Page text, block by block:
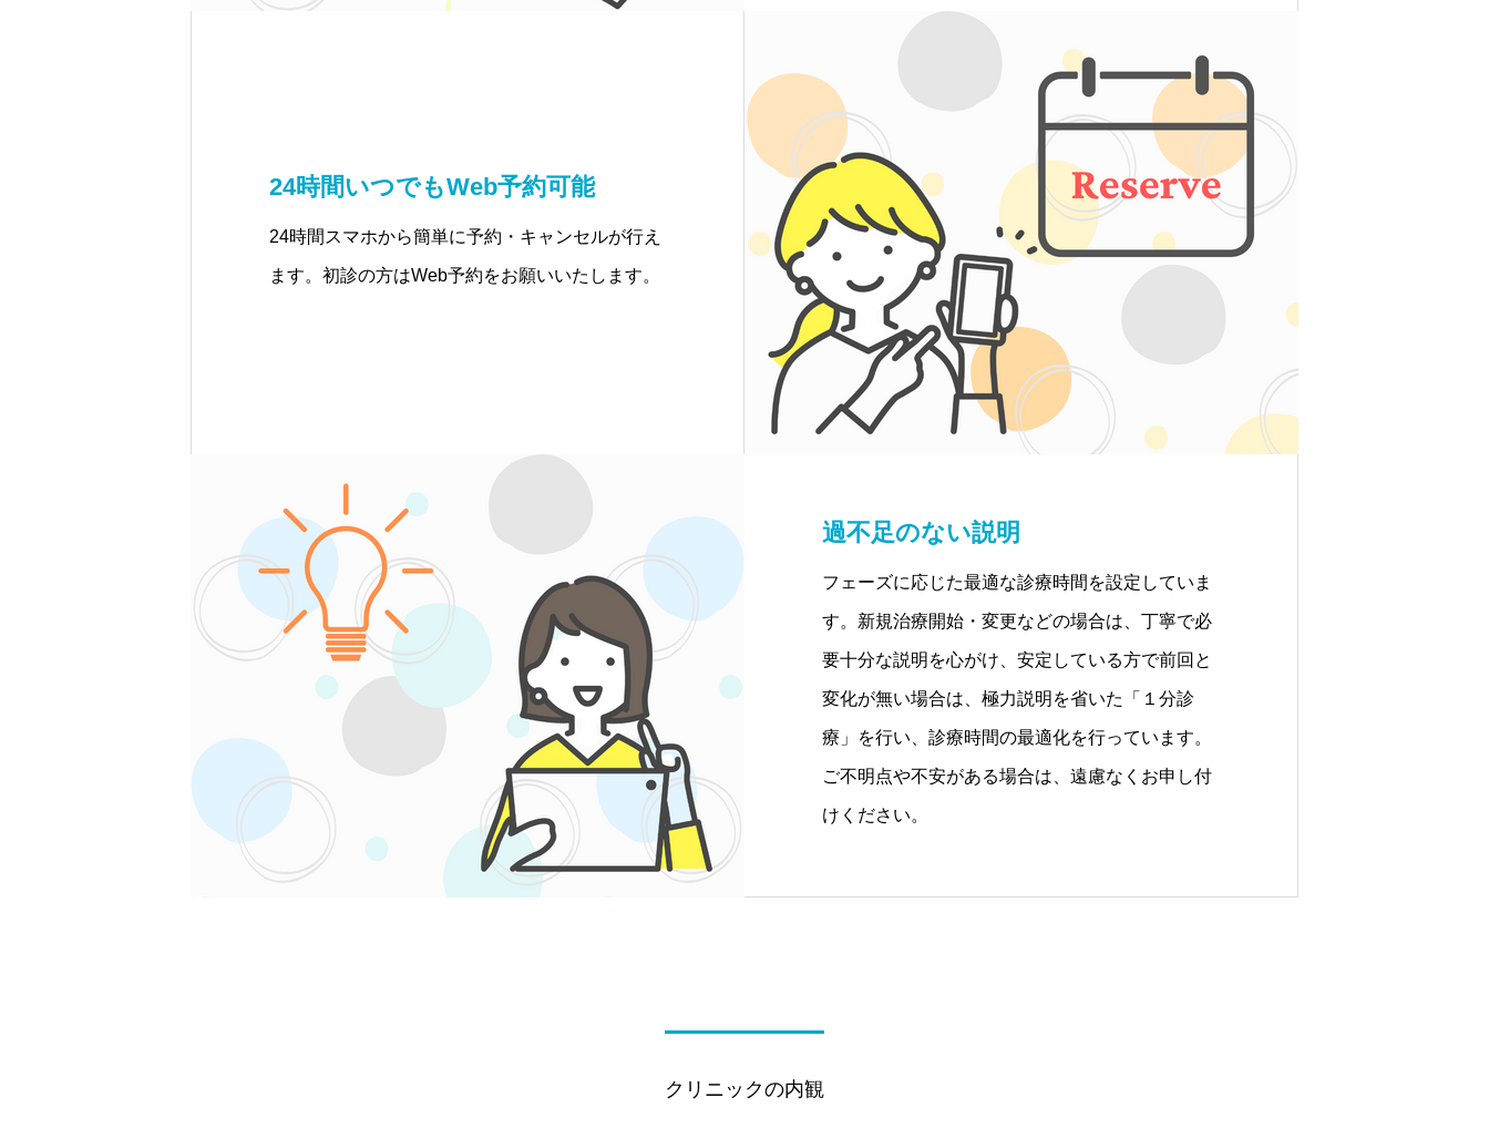
24時間いつでもWeb予約可能
24時間スマホから簡単に予約・キャンセルが行え
ます。初診の方はWeb予約をお願いいたします。
過不足のない説明
フェーズに応じた最適な診療時間を設定していま
す。新規治療開始・変更などの場合は、丁寧で必
要十分な説明を心がけ、安定している方で前回と
変化が無い場合は、極力説明を省いた「１分診
療」を行い、診療時間の最適化を行っています。
ご不明点や不安がある場合は、遠慮なくお申し付
けください。
クリニックの内観